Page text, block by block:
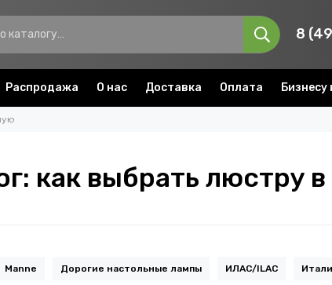
8
Распродажа О нас Доставка Оплата
как выбрать люстру
Manne Дорогие настольные лампы ИЛАС/ILAC